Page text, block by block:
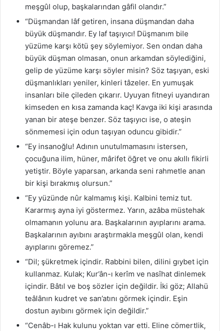
meşgûl olup, başkalarından gâfil olandır.”
“Düşmandan lâf getiren, insana düşmandan daha
büyük düşmandır. Ey laf taşıyıcı! Düşmanım bile
yüzüme karşı kötü şey söylemiyor. Sen ondan daha
büyük düşman olmasan, onun arkamdan söylediğini,
gelip de yüzüme karşı söyler misin? Söz taşıyan, eski
düşmanlıkları yeniler, kinleri tâzeler. En yumuşak
insanları bile çileden çıkarır. Uyuyan fitneyi uyandıran
kimseden en kısa zamanda kaç! Kavga iki kişi arasında
yanan bir ateşe benzer. Söz taşıyıcı ise, o ateşin
sönmemesi için odun taşıyan oduncu gibidir.”
“Ey insanoğlu! Adının unutulmamasını istersen,
çocuğuna ilim, hüner, mârifet öğret ve onu akıllı fikirli
yetiştir. Böyle yaparsan, arkanda seni rahmetle anan
bir kişi bırakmış olursun.”
“Ey yüzünde nûr kalmamış kişi. Kalbini temiz tut.
Kararmış ayna iyi göstermez. Yarın, azâba müstehak
olmamanın yolunu ara. Başkalarının ayıplarını arama.
Başkalarının ayıbını araştırmakla meşgûl olan, kendi
ayıplarını göremez.”
“Dil; şükretmek içindir. Rabbini bilen, dilini gıybet için
kullanmaz. Kulak; Kur’ân-ı kerîm ve nasîhat dinlemek
içindir. Bâtıl ve boş sözler için değildir. İki göz; Allahü
teâlânın kudret ve san’atını görmek içindir. Eşin
dostun ayıbını görmek için değildir.”
“Cenâb-ı Hak kulunu yoktan var etti. Eline cömertlik,